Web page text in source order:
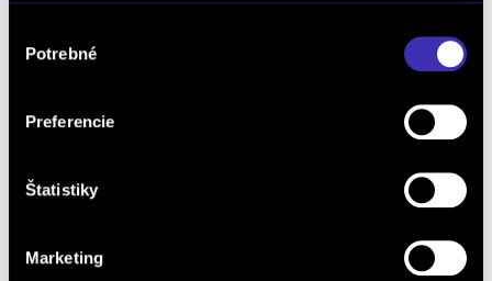
súhlasu
Potrebné
Preferencie
Štatistiky
Marketing
Súhlasím so spracúvaním formulárom poskytnutých osobných údajov na
vybavovania objednávok, dopytov na produkty a služby, žiadostí a podnetov zadaných
S podmienkami
Súhlasím so zasielaním marketingových emailov a elektronických
newslettrov prezentujúcich ponuku a služby autorizovaných predajcov
S podmienkami spracúvania osobných údajov na tento účel sa